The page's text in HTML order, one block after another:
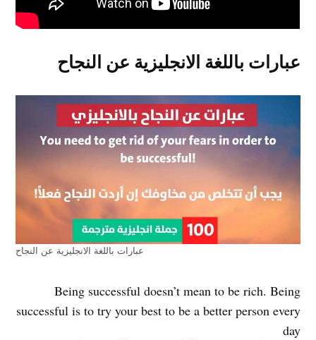
عبارات باللغة الانجليزية عن النجاح
عبارات باللغة الانجليزية عن النجاح
Being successful doesn’t mean to be rich. Being
successful is to try your best to be a better person every
day